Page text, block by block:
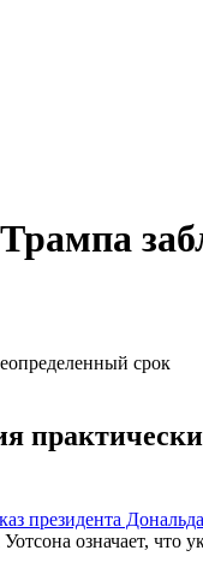
президента
означает, что